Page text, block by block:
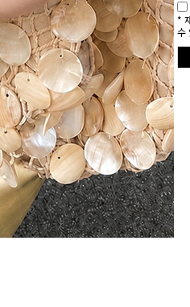
*
수